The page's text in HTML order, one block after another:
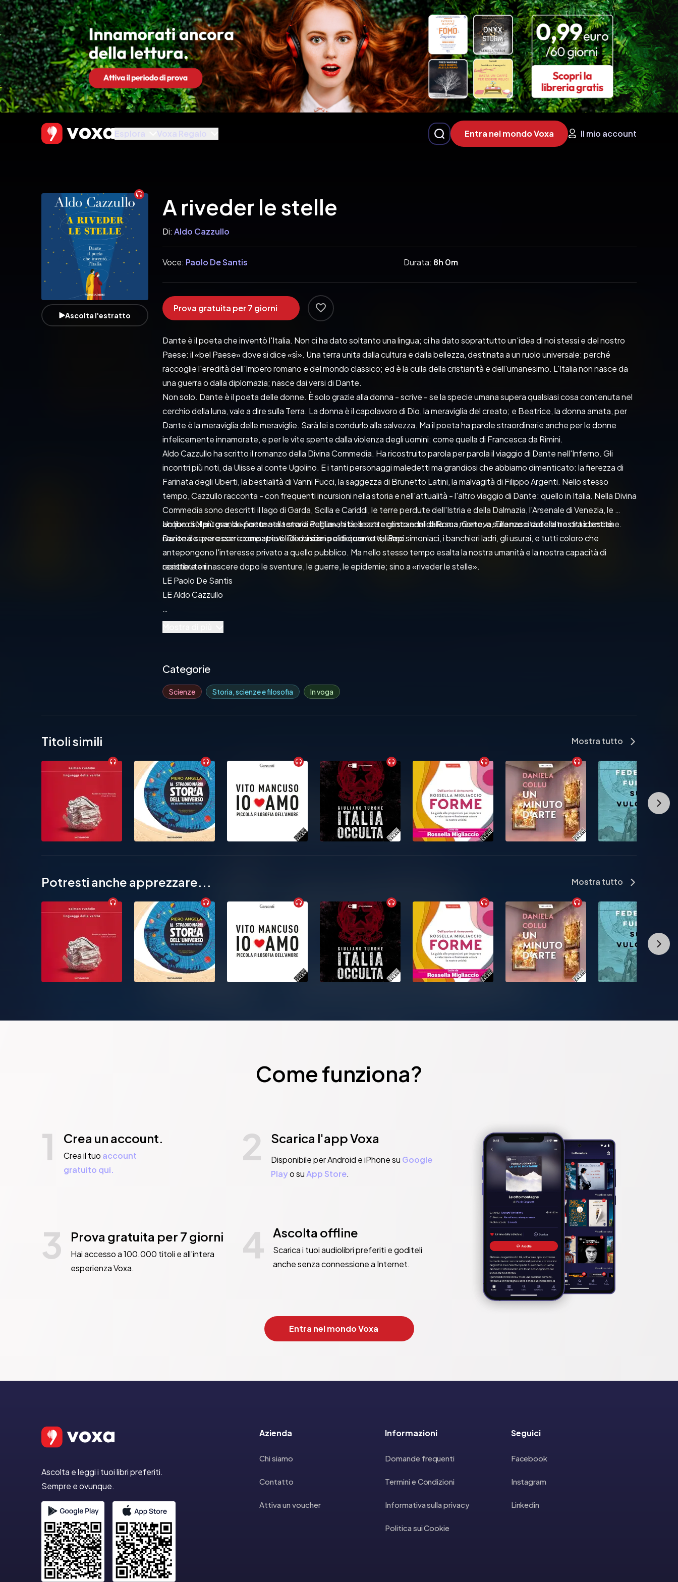
Esplora Voxa Regalo Entra nel mondo Voxa Il mio account
Audiobook
Ascolta l'estratto
A riveder le stelle
Di: Aldo Cazzullo
Voce: Paolo De Santis Durata: 8h 0m
Prova gratuita per 7 giorni
Dante è il poeta che inventò l'Italia. Non ci ha dato soltanto una lingua; ci ha dato soprattutto un'idea di noi stessi e del nostro
Paese: il «bel Paese» dove si dice «sì». Una terra unita dalla cultura e dalla bellezza, destinata a un ruolo universale: perché
raccoglie l'eredità dell'Impero romano e del mondo classico; ed è la culla della cristianità e dell'umanesimo. L'Italia non nasce da
una guerra o dalla diplomazia; nasce dai versi di Dante.
Non solo. Dante è il poeta delle donne. È solo grazie alla donna - scrive - se la specie umana supera qualsiasi cosa contenuta nel
cerchio della luna, vale a dire sulla Terra. La donna è il capolavoro di Dio, la meraviglia del creato; e Beatrice, la donna amata, per
Dante è la meraviglia delle meraviglie. Sarà lei a condurlo alla salvezza. Ma il poeta ha parole straordinarie anche per le donne
infelicemente innamorate, e per le vite spente dalla violenza degli uomini: come quella di Francesca da Rimini.
Aldo Cazzullo ha scritto il romanzo della Divina Commedia. Ha ricostruito parola per parola il viaggio di Dante nell'Inferno. Gli
incontri più noti, da Ulisse al conte Ugolino. E i tanti personaggi maledetti ma grandiosi che abbiamo dimenticato: la fierezza di
Farinata degli Uberti, la bestialità di Vanni Fucci, la saggezza di Brunetto Latini, la malvagità di Filippo Argenti. Nello stesso
tempo, Cazzullo racconta - con frequenti incursioni nella storia e nell'attualità - l'altro viaggio di Dante: quello in Italia. Nella Divina
Commedia sono descritti il lago di Garda, Scilla e Cariddi, le terre perdute dell'Istria e della Dalmazia, l'Arsenale di Venezia, le
acque di Mantova, la «fortunata terra di Puglia», la bellezza e gli scandali di Roma, Genova, Firenze e delle altre città toscane.
Dante è severo con i compatrioti. Denuncia i politici corrotti, i Papi simoniaci, i banchieri ladri, gli usurai, e tutti coloro che
antepongono l'interesse privato a quello pubblico. Ma nello stesso tempo esalta la nostra umanità e la nostra capacità di
resistere e rinascere dopo le sventure, le guerre, le epidemie; sino a «riveder le stelle».
Un libro sul più grande poeta nella storia dell'umanità, a settecento anni dalla sua morte, e sulla nascita della nostra identità
nazionale; per essere consapevoli di chi siamo e di quanto valiamo.
contributori
LE Paolo De Santis
Pubblicato da:  ARNOLDO MONDADORI EDITORE
Categorie
Scienze Storia, scienze e filosofia In voga
Titoli simili Mostra tutto
Potresti anche apprezzare... Mostra tutto
Come funziona?
1 Crea un account.
Crea il tuo account
gratuito qui.
2 Scarica l'app Voxa
Disponibile per Android e iPhone su Google
Playo suApp Store.
3 Prova gratuita per 7 giorni
Hai accesso a 100.000 titoli e all'intera
esperienza Voxa.
4 Ascolta offline
Scarica i tuoi audiolibri preferiti e goditeli
anche senza connessione a Internet.
Entra nel mondo Voxa
Ascolta e leggi i tuoi libri preferiti.
Sempre e ovunque.
Azienda
Chi siamo
Contatto
Attiva un voucher
Informazioni
Domande frequenti
Termini e Condizioni
Informativa sulla privacy
Politica sui Cookie
Seguici
Facebook
Instagram
Linkedin